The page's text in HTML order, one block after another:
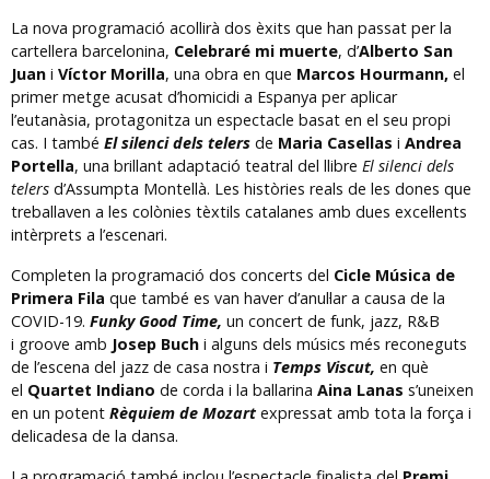
La nova programació acollirà dos èxits que han passat per la
cartellera barcelonina, Celebraré mi muerte, d’Alberto San
Juan i Víctor Morilla, una obra en que Marcos Hourmann, el
primer metge acusat d’homicidi a Espanya per aplicar
l’eutanàsia, protagonitza un espectacle basat en el seu propi
cas. I també El silenci dels telers de Maria Casellas i Andrea
Portella, una brillant adaptació teatral del llibre El silenci dels
telers d’Assumpta Montellà. Les històries reals de les dones que
treballaven a les colònies tèxtils catalanes amb dues excel·lents
intèrprets a l’escenari.
Completen la programació dos concerts del Cicle Música de
Primera Fila que també es van haver d’anul·lar a causa de la
COVID-19. Funky Good Time, un concert de funk, jazz, R&B
i groove amb Josep Buch i alguns dels músics més reconeguts
de l’escena del jazz de casa nostra i Temps Viscut, en què
el Quartet Indiano de corda i la ballarina Aina Lanas s’uneixen
en un potent Rèquiem de Mozart expressat amb tota la força i
delicadesa de la dansa.